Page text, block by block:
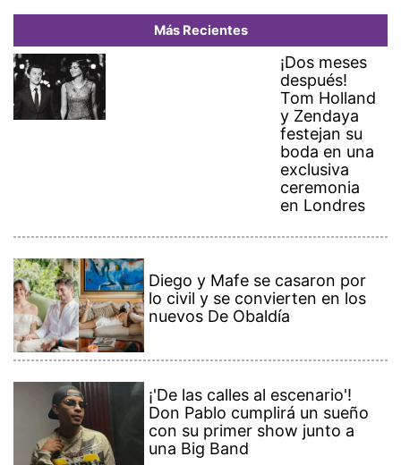
Más Recientes
¡Dos meses
después!
Tom Holland
y Zendaya
festejan su
boda en una
exclusiva
ceremonia
en Londres
Diego y Mafe se casaron por
lo civil y se convierten en los
nuevos De Obaldía
¡'De las calles al escenario'!
Don Pablo cumplirá un sueño
con su primer show junto a
una Big Band